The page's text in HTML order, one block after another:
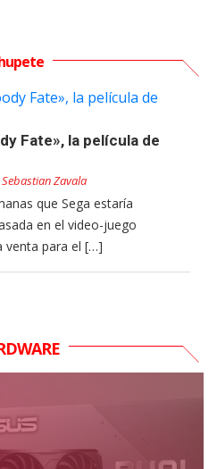
Fate», la película de
Sebastian Zavala
que Sega estaría
en el video-juego
venta para el […]